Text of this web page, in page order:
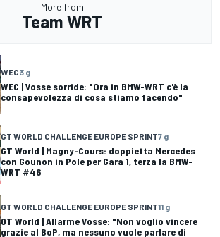
More from
Team WRT
WEC3 g
WEC | Vosse sorride: "Ora in BMW-WRT c'è la
consapevolezza di cosa stiamo facendo"
GT WORLD CHALLENGE EUROPE SPRINT7 g
GT World | Magny-Cours: doppietta Mercedes
con Gounon in Pole per Gara 1, terza la BMW-
WRT #46
GT WORLD CHALLENGE EUROPE SPRINT11 g
GT World | Allarme Vosse: "Non voglio vincere
grazie al BoP, ma nessuno vuole parlare di